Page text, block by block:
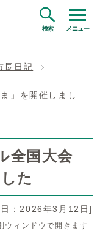
検索 メニュー
長日記
」を開催しまし
全国大会
た
：2026年3月12日]
ウィンドウで開きます